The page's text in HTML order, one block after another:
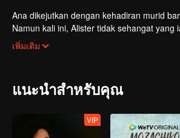
Ana dikejutkan dengan kehadiran murid
Namun kali ini, Alister tidak sehangat
Alisternya dulu.
Di usahanya dalam menyelediki Alister,
harus berada di satu kelompok dengan
เพิ่มเติม
แนะนำสำหรับคุณ
VIP